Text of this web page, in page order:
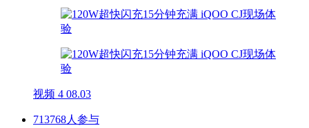
视频 4 08.03
713768人参与